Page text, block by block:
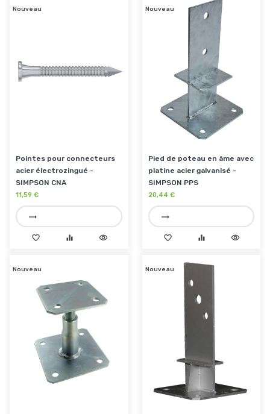
Nouveau
Pointes pour connecteurs
acier électrozingué -
SIMPSON CNA
11,59 €
trending_flat
favorite_border equalizer visibility
Nouveau
Pied de poteau en âme avec
platine acier galvanisé -
SIMPSON PPS
20,44 €
trending_flat
favorite_border equalizer visibility
Nouveau Nouveau